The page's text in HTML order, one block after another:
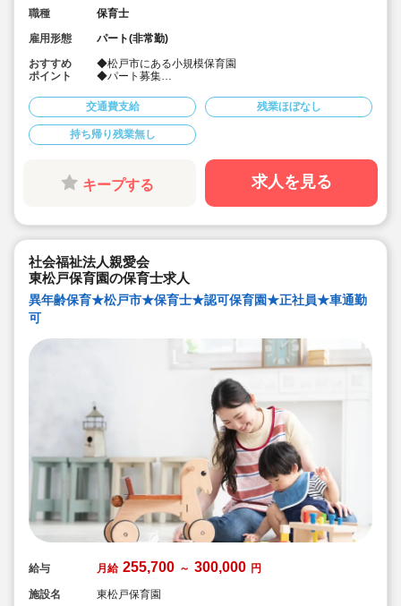
職種
保育士
雇用形態
パート(非常勤)
おすすめ
ポイント
◆松戸市にある小規模保育園
◆パート募集
イムを設けております。
◆土日祝休み♪
◆月～金のフルタイム可能な方歓迎！
交通費支給 残業ほぼなし
持ち帰り残業無し
キープする 求人を見る
社会福祉法人親愛会
東松戸保育園の保育士求人
異年齢保育★松戸市★保育士★認可保育園★正社員★車通勤
可
給与 月給 255,700 ～ 300,000 円
施設名
東松戸保育園